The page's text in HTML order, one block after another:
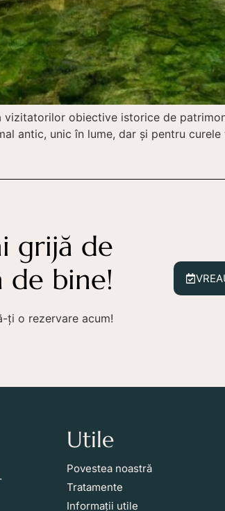
obiective istorice de
antic, unic în lume, dar și pentru
grijă de
de bine!
ți o rezervare acum!
Utile
Povestea noastră
Tratamente
Informații utile